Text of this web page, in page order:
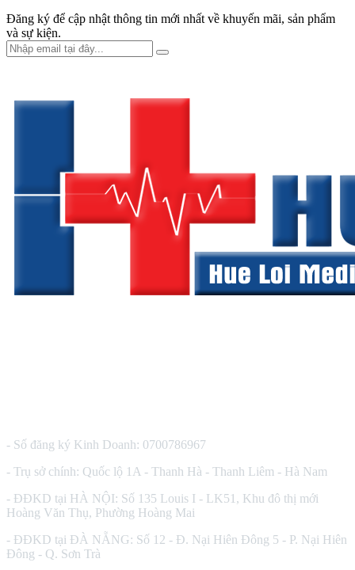
Đăng ký để cập nhật thông tin mới nhất về khuyến mãi, sản phẩm
và sự kiện.
- Số đăng ký Kinh Doanh: 0700786967
- Trụ sở chính: Quốc lộ 1A - Thanh Hà - Thanh Liêm - Hà Nam
- ĐĐKD tại HÀ NỘI: Số 135 Louis I - LK51, Khu đô thị mới
Hoàng Văn Thụ, Phường Hoàng Mai
- ĐĐKD tại ĐÀ NẴNG: Số 12 - Đ. Nại Hiên Đông 5 - P. Nại Hiên
Đông - Q. Sơn Trà